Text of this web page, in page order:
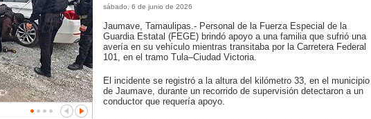
sábado, 6 de junio de 2026
Jaumave, Tamaulipas.- Personal de la Fuerza Especial de la
Guardia Estatal (FEGE) brindó apoyo a una familia que sufrió una
avería en su vehículo mientras transitaba por la Carretera Federal
101, en el tramo Tula–Ciudad Victoria.
El incidente se registró a la altura del kilómetro 33, en el municipio
de Jaumave, durante un recorrido de supervisión detectaron a un
conductor que requería apoyo.